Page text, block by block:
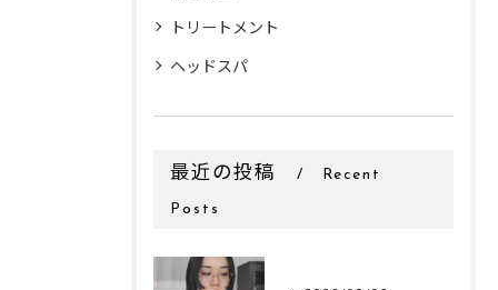
トリートメント
ヘッドスパ
最近の投稿 Recent
Posts